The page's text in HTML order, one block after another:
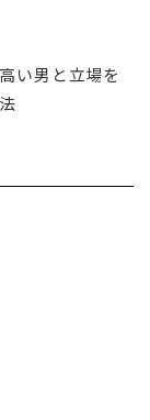
い男と立場を